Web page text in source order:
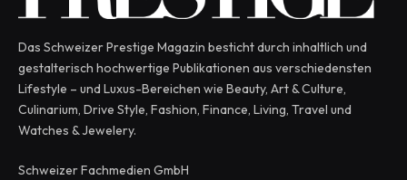
Das Schweizer Prestige Magazin besticht durch inhaltlich und
gestalterisch hochwertige Publikationen aus verschiedensten
Lifestyle – und Luxus-Bereichen wie Beauty, Art & Culture,
Culinarium, Drive Style, Fashion, Finance, Living, Travel und
Watches & Jewelery.
Schweizer Fachmedien GmbH